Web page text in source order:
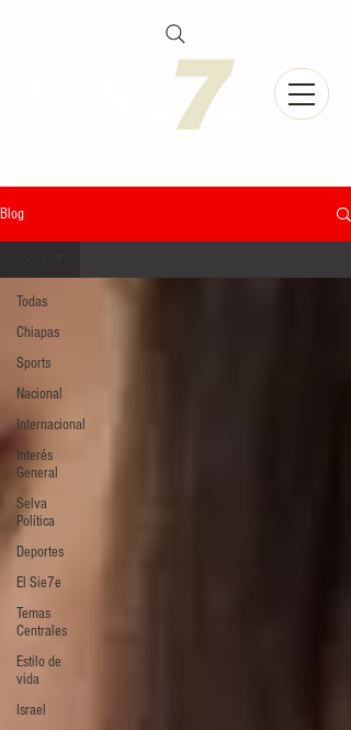
Blog
Todas
Chiapas
Sports
Nacional
Internacional
Interés
General
Selva
Política
Deportes
El Sie7e
Temas
Centrales
Estilo de
vida
Israel